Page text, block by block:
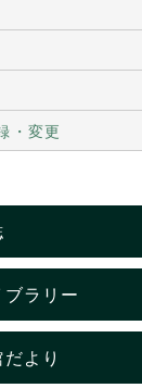
・変更
ラリー
より